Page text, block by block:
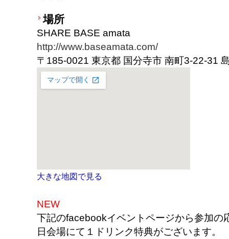
場所
SHARE BASE amata
http://www.baseamata.com/
〒185-0021 東京都 国分寺市 南町3-22-31
大きな地図で見る
NEW
下記のfacebookイベントページから参加の
日会場にて１ドリンク特典がございます。